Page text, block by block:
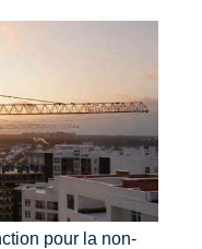
pour la non-